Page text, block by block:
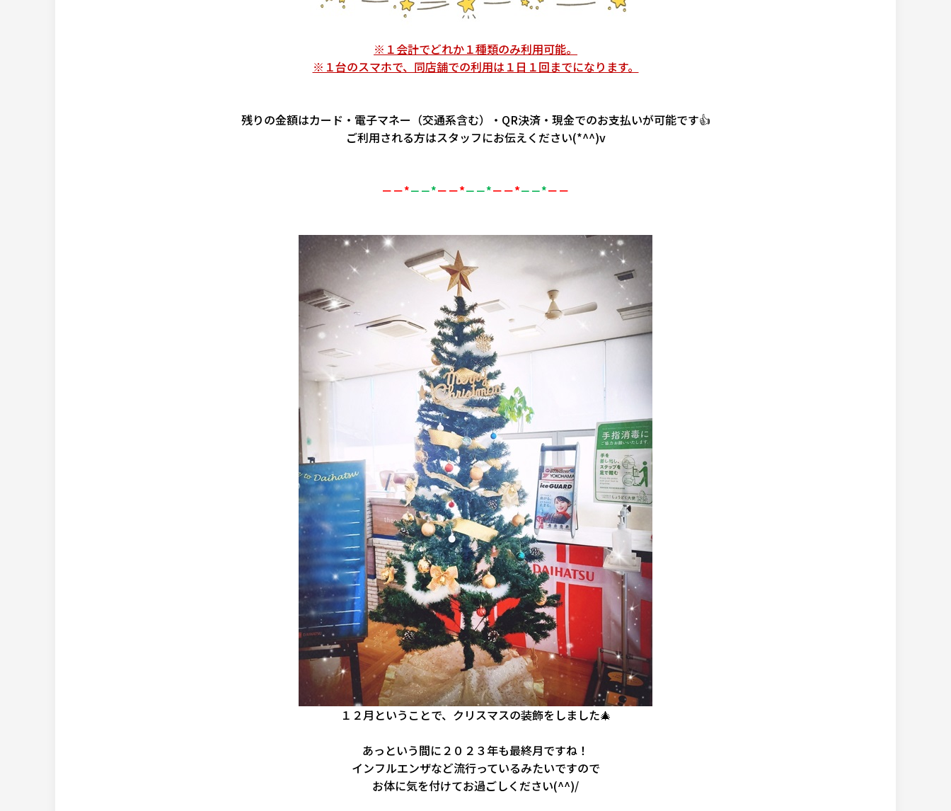
※１会計でどれか１種類のみ利用可能。
※１台のスマホで、同店舗での利用は１日１回までになります。
残りの金額はカード・電子マネー（交通系含む）・QR決済・現金でのお支払いが可能です👍
ご利用される方はスタッフにお伝えください(*^^)v
－－*－－*－－*－－*－－*－－*－－
１２月ということで、クリスマスの装飾をしました🎄
あっという間に２０２３年も最終月ですね！
インフルエンザなど流行っているみたいですので
お体に気を付けてお過ごしください(^^)/